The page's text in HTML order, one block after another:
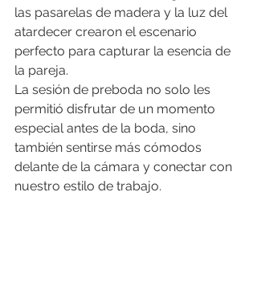
las pasarelas de madera y la luz del
atardecer crearon el escenario
perfecto para capturar la esencia de
la pareja.
La sesión de preboda no solo les
permitió disfrutar de un momento
especial antes de la boda, sino
también sentirse más cómodos
delante de la cámara y conectar con
nuestro estilo de trabajo.